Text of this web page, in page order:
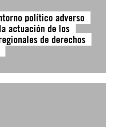
político adverso
actuación de los
de derechos